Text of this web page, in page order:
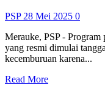
PSP 28 Mei 2025 0
Merauke, PSP -
yang resmi dimulai
kecemburuan karena...
Read MoreRead